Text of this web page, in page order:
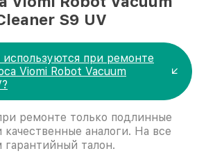
S9 UV
используются при ремонте
Viomi Robot Vacuum
ремонте только подлинные
качественные аналоги. На все
гарантийный талон.